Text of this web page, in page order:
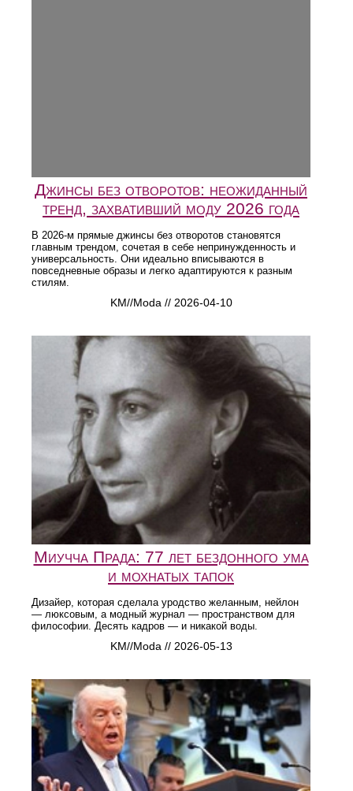
Джинсы без отворотов: неожиданный
тренд, захвативший моду 2026 года
В 2026-м прямые джинсы без отворотов становятся
главным трендом, сочетая в себе непринужденность и
универсальность. Они идеально вписываются в
повседневные образы и легко адаптируются к разным
стилям.
KM//Moda // 2026-04-10
Миучча Прада: 77 лет бездонного ума
и мохнатых тапок
Дизайер, которая сделала уродство желанным, нейлон
— люксовым, а модный журнал — пространством для
философии. Десять кадров — и никакой воды.
KM//Moda // 2026-05-13